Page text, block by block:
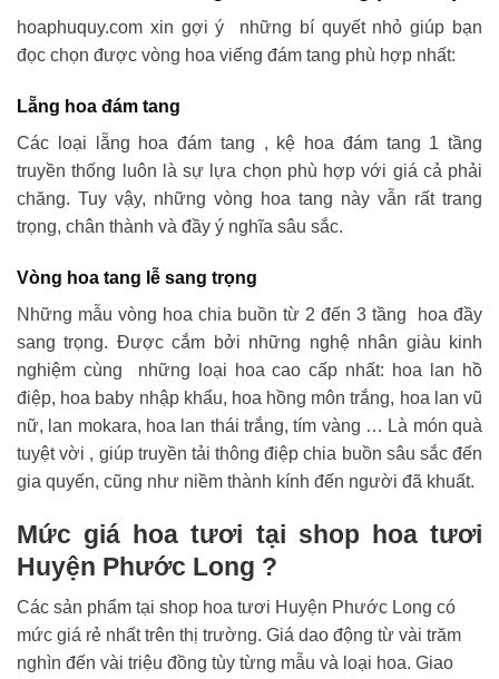
hoaphuquy.com xin gợi ý những bí quyết nhỏ giúp bạn
đọc chọn được vòng hoa viếng đám tang phù hợp nhất:
Lẵng hoa đám tang
Các loại lẵng hoa đám tang , kệ hoa đám tang 1 tầng
truyền thống luôn là sự lựa chọn phù hợp với giá cả phải
chăng. Tuy vậy, những vòng hoa tang này vẫn rất trang
trọng, chân thành và đầy ý nghĩa sâu sắc.
Vòng hoa tang lễ sang trọng
Những mẫu vòng hoa chia buồn từ 2 đến 3 tầng hoa đầy
sang trọng. Được cắm bởi những nghệ nhân giàu kinh
nghiệm cùng những loại hoa cao cấp nhất: hoa lan hồ
điệp, hoa baby nhập khẩu, hoa hồng môn trắng, hoa lan vũ
nữ, lan mokara, hoa lan thái trắng, tím vàng … Là món quà
tuyệt vời , giúp truyền tải thông điệp chia buồn sâu sắc đến
gia quyến, cũng như niềm thành kính đến người đã khuất.
Mức giá hoa tươi tại shop hoa tươi
Huyện Phước Long ?
Các sản phẩm tại shop hoa tươi Huyện Phước Long có
mức giá rẻ nhất trên thị trường. Giá dao động từ vài trăm
nghìn đến vài triệu đồng tùy từng mẫu và loại hoa. Giao